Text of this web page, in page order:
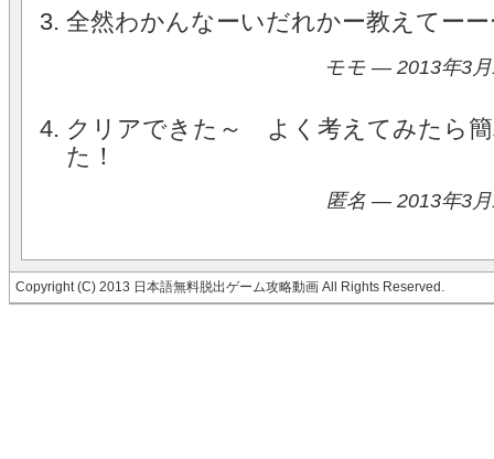
全然わかんなーいだれかー教えてー
モモ — 2013年3
クリアできた～ よく考えてみたら
た！
匿名 — 2013年3
Copyright (C) 2013 日本語無料脱出ゲーム攻略動画 All Rights Reserved.